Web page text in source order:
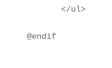
</ul>
@endif